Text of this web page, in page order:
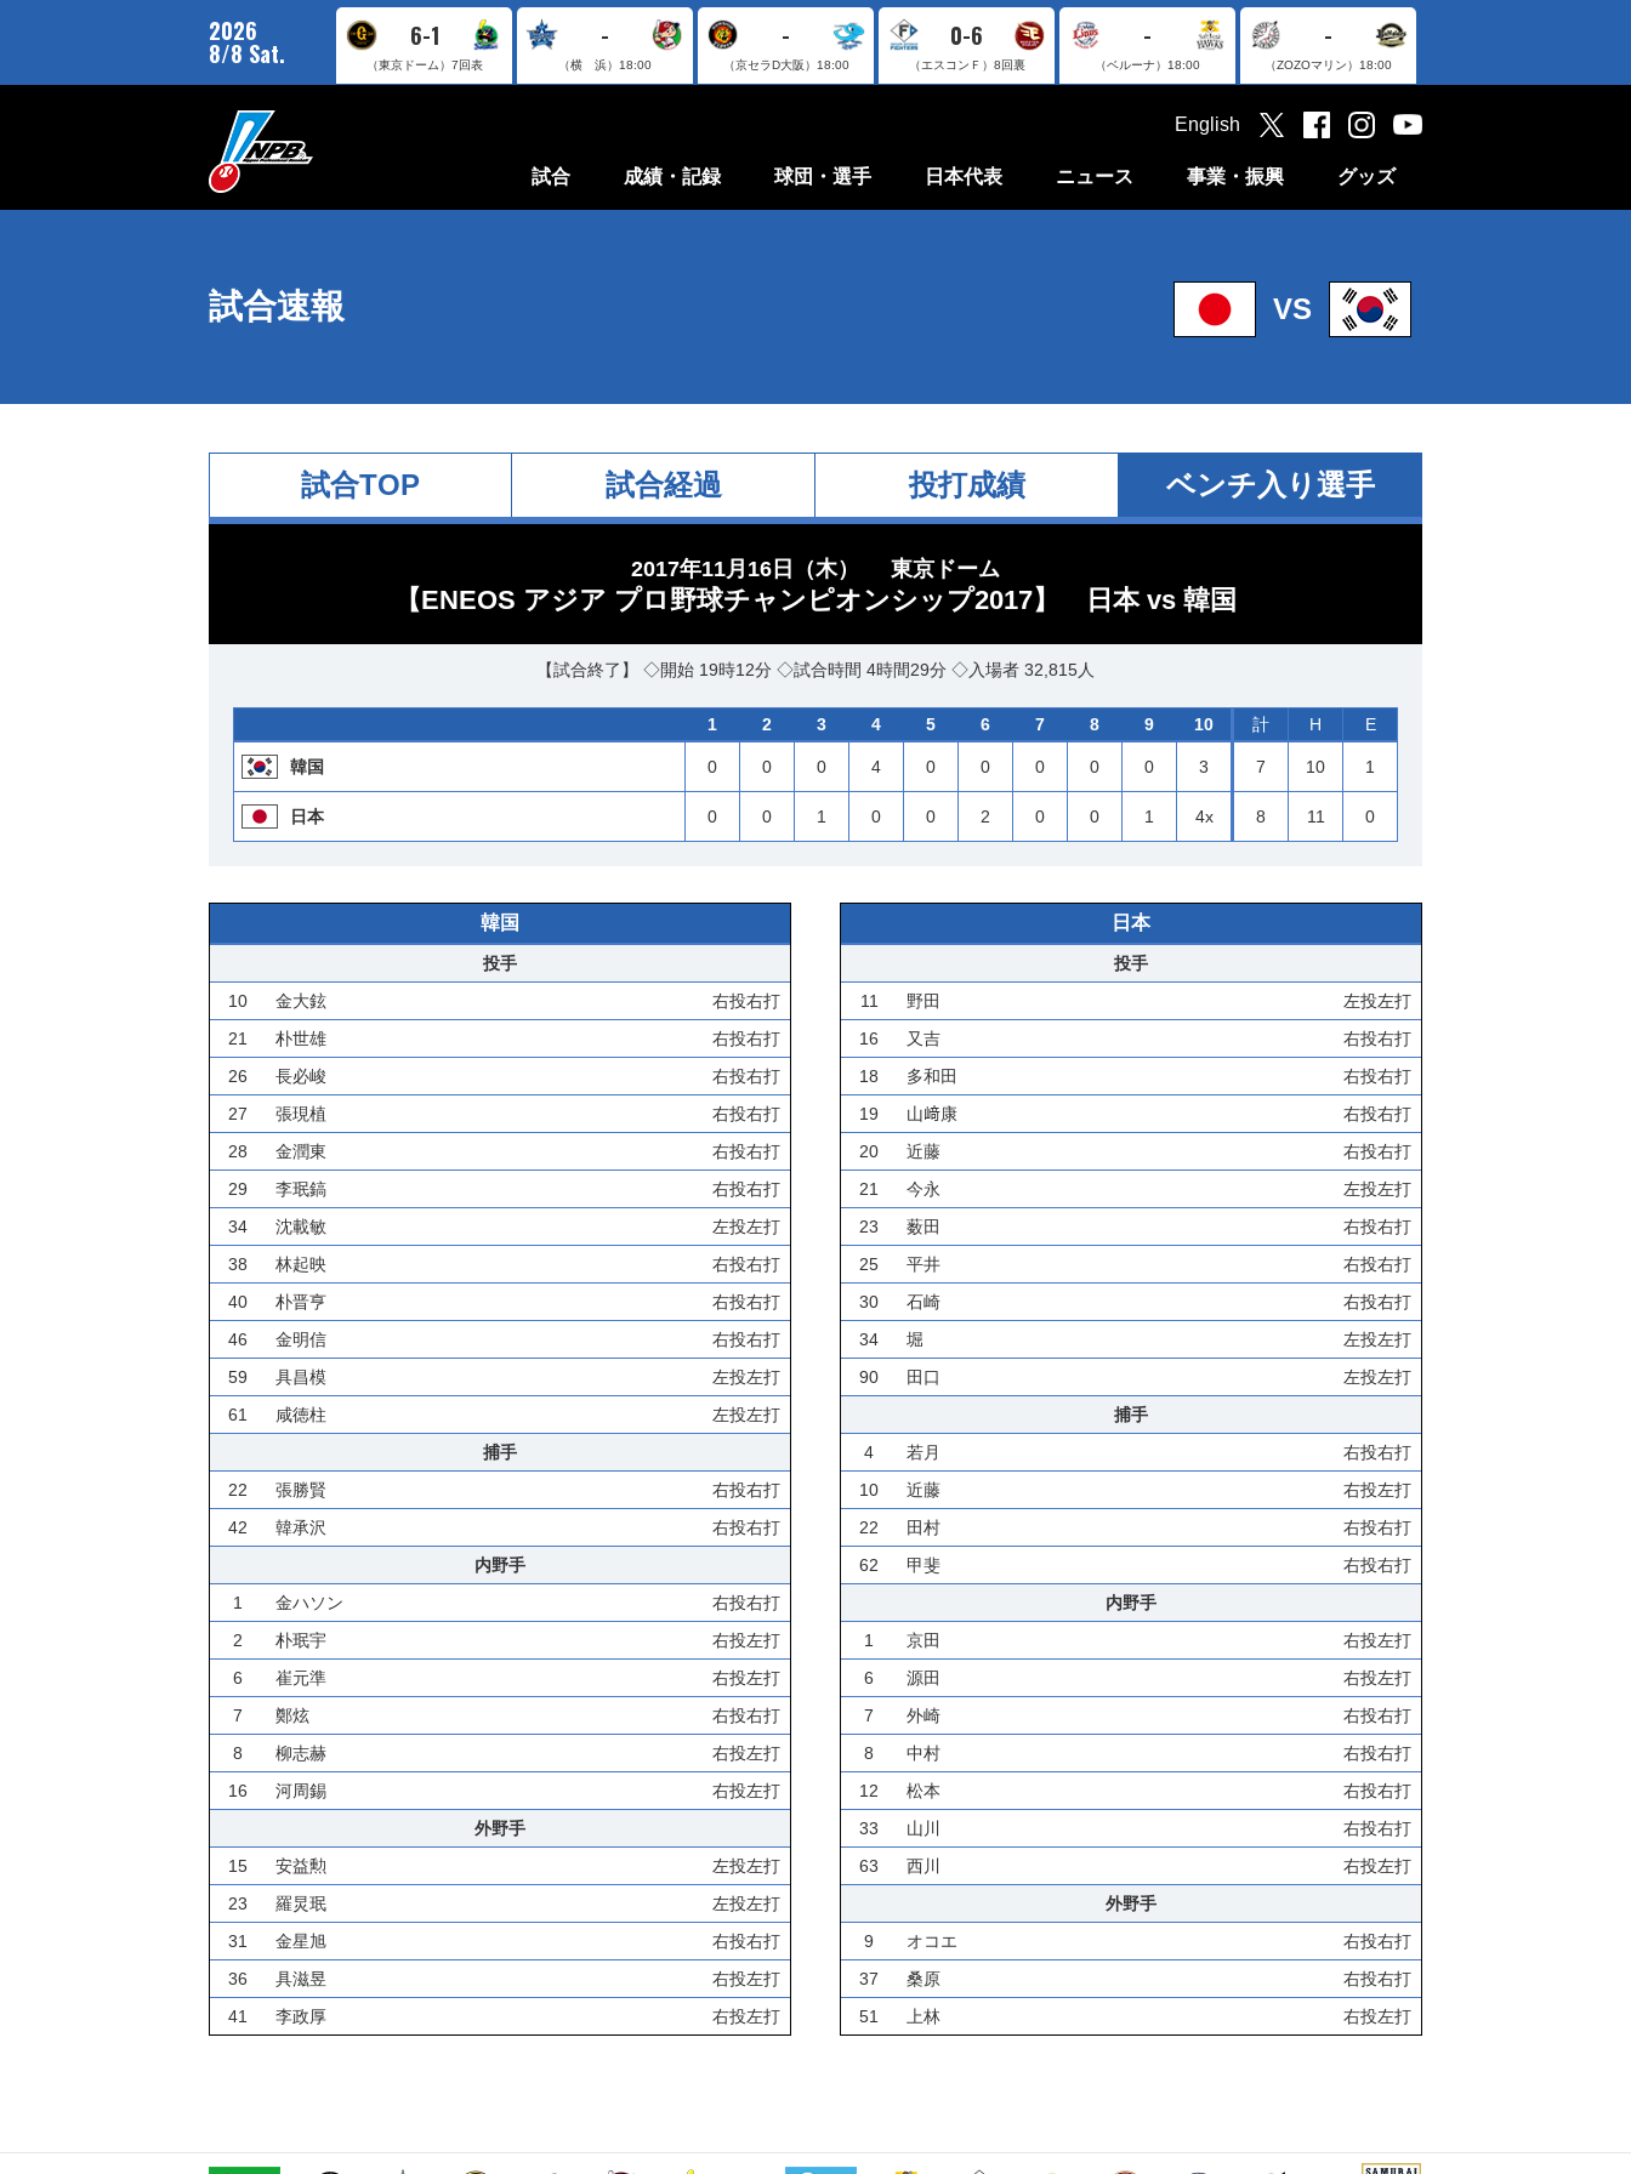
2026
8/8 Sat.
6-1
（東京ドーム） 7回表
-
（横 浜） 18:00
-
（京セラD大阪） 18:00
0-6
（エスコンＦ） 8回裏
-
（ベルーナ） 18:00
-
（ZOZOマリン） 18:00
試合 成績・記録 球団・選手 日本代表 ニュース 事業・振興 グッズ
English
試合速報 VS
試合TOP 試合経過 投打成績 ベンチ入り選手
2017年11月16日（木） 東京ドーム
【ENEOS アジア プロ野球チャンピオンシップ2017】 日本 vs 韓国
【試合終了】 ◇開始 19時12分 ◇試合時間 4時間29分 ◇入場者 32,815人
1 2 3 4 5 6 7 8 9 10 計 H E
韓国 0 0 0 4 0 0 0 0 0 3 7 10 1
日本 0 0 1 0 0 2 0 0 1 4x 8 11 0
韓国
投手
10
金大鉉
右投右打
21
朴世雄
右投右打
26
長必峻
右投右打
27
張現植
右投右打
28
金潤東
右投右打
29
李珉鎬
右投右打
34
沈載敏
左投左打
38
林起映
右投右打
40
朴晋亨
右投右打
46
金明信
右投右打
59
具昌模
左投左打
61
咸徳柱
左投左打
捕手
22
張勝賢
右投右打
42
韓承沢
右投右打
内野手
1
金ハソン
右投右打
2
朴珉宇
右投左打
6
崔元準
右投左打
7
鄭炫
右投右打
8
柳志赫
右投左打
16
河周錫
右投左打
外野手
15
安益勲
左投左打
23
羅炅珉
左投左打
31
金星旭
右投右打
36
具滋昱
右投左打
41
李政厚 右投左打
日本
投手
11
野田
左投左打
16
又吉
右投右打
18
多和田
右投右打
19
山﨑康
右投右打
20
近藤
右投右打
21
今永
左投左打
23
薮田
右投右打
25
平井
右投右打
30
石崎
右投右打
34
堀
左投左打
90
田口
左投左打
捕手
4
若月
右投右打
10
近藤
右投左打
22
田村
右投右打
62
甲斐
右投右打
内野手
1
京田
右投左打
6
源田
右投左打
7
外崎
右投右打
8
中村
右投右打
12
松本
右投右打
33
山川
右投右打
63
西川
右投左打
外野手
9
オコエ
右投右打
37
桑原
右投右打
51
上林 右投左打